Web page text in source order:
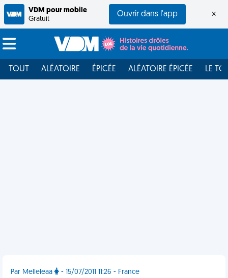
VDM pour mobile
Gratuit
Ouvrir dans l'app ×
TOUT ALÉATOIRE ÉPICÉE ALÉATOIRE ÉPICÉE LE
Par Melleleaa - 15/07/2011 11:26 - France